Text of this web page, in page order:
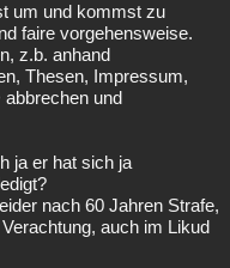
um und kommst zu
faire vorgehensweise.
z.b. anhand
Thesen, Impressum,
und
ja er hat sich ja
nach 60 Jahren Strafe,
auch im Likud